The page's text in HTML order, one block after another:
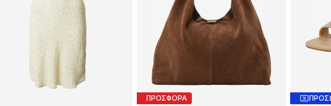
ΠΡΟΣΦΟΡΑ